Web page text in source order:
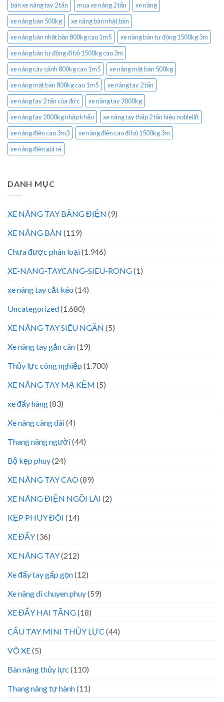
bán xe nâng tay 2 tấn
mua xe nâng 2 tấn
xe nâng
xe nâng bàn 500kg
xe nâng bàn nhật bản
xe nâng bàn nhật bản 800kg cao 1m5
xe nâng bán tự động 1500kg 3m
xe nâng bán tự động đi bộ 1500kg cao 3m
xe nâng cây cảnh 800kg cao 1m5
xe nâng mặt bàn 500kg
xe nâng mặt bàn 800kg cao 1m5
xe nâng tay 2 tấn
xe nâng tay 2 tấn của đức
xe nâng tay 2000kg
xe nâng tay 2000kg nhập khẩu
xe nâng tay thấp 2 tấn hiệu noblelift
xe nâng điện cao 3m3
xe nâng điện cao đi bộ 1500kg 3m
xe nâng điện giá rẻ
DANH MỤC
XE NÂNG TAY BẰNG ĐIỆN (9)
XE NÂNG BÀN (119)
Chưa được phân loại(1.946)
XE-NANG-TAYCANG-SIEU-RONG(1)
xe nâng tay cắt kéo (14)
Uncategorized(1.680)
XE NÂNG TAY SIÊU NGẮN (5)
Xe nâng tay gắn cân(19)
Thủy lực công nghiệp (1.700)
XE NÂNG TAY MẠ KẼM (5)
xe đẩy hàng(83)
Xe nâng càng dài(4)
Thang nâng người(44)
Bộ kẹp phuy(24)
XE NÂNG TAY CAO(89)
XE NÂNG ĐIỆN NGỒI LÁI (2)
KẸP PHUY ĐÔI (14)
XE ĐẨY(36)
XE NÂNG TAY(212)
Xe đẩy tay gấp gọn(12)
Xe nâng di chuyen phuy(59)
XE ĐẨY HAI TẦNG(18)
CẨU TAY MINI THỦY LỰC (44)
VÕ XE(5)
Bàn nâng thủy lực (110)
Thang nâng tự hành(11)